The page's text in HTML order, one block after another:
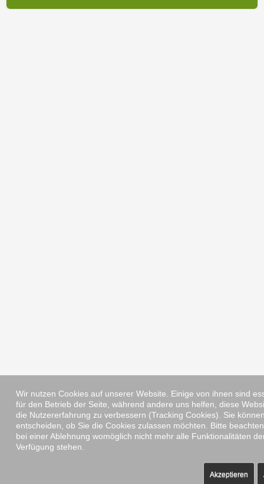
Wir nutzen Cookies auf unserer Website. Einige von ihnen sind
für den Betrieb der Seite, während andere uns helfen, diese
die Nutzererfahrung zu verbessern (Tracking Cookies). Sie
entscheiden, ob Sie die Cookies zulassen möchten. Bitte
bei einer Ablehnung womöglich nicht mehr alle Funktionalitäten
Verfügung stehen.
Akzeptieren